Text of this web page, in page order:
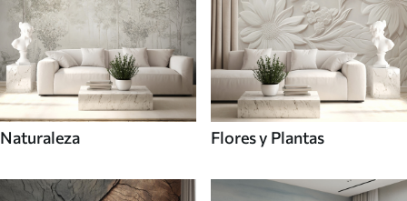
Naturaleza Flores y Plantas